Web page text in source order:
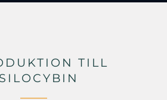
TILL